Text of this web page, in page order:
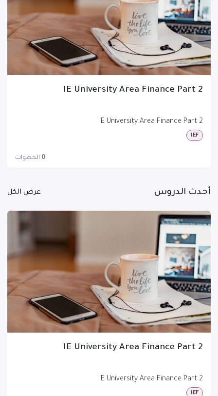
IE University Area Finance Part 2
IE University Area Finance Part 2
IEF
0 الخطوات
عرض الكل أحدث الدروس
IE University Area Finance Part 2
IE University Area Finance Part 2
IEF